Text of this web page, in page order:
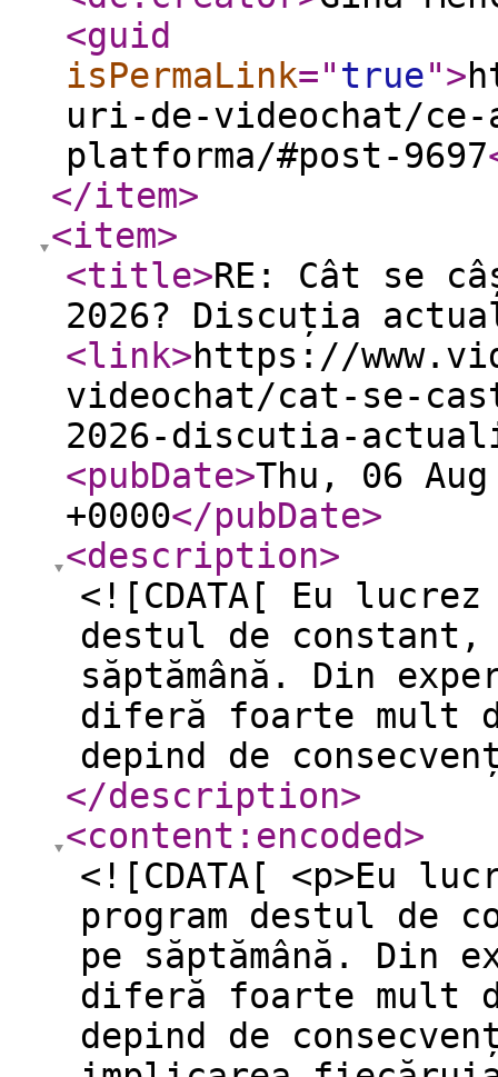
<guid
isPermaLink="true">
uri-de-videochat/
platforma/#post-9697
</item>
<item>
<title>RE: Cât se
2026? Discuția
<link>https://
videochat/cat-se-
2026-discutia-
<pubDate>Thu, 06
+0000</pubDate>
<description>
<![CDATA[ Eu
destul de
săptămână. Din
diferă foarte mult
depind de
</description>
<content:encoded>
<![CDATA[ <p>Eu
program destul de
pe săptămână. Din
diferă foarte mult
depind de